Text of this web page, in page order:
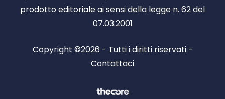
prodotto editoriale ai sensi della legge n. 62 del
07.03.2001
Copyright ©2026 - Tutti i diritti riservati -
Contattaci